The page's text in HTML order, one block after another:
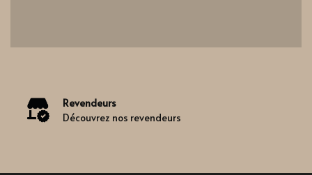
Revendeurs
Découvrez nos revendeurs